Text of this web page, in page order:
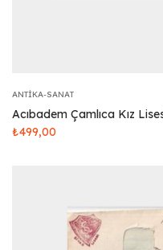
ANTIKA-SANAT
Acıbadem Çamlıca Kız
₺499,00